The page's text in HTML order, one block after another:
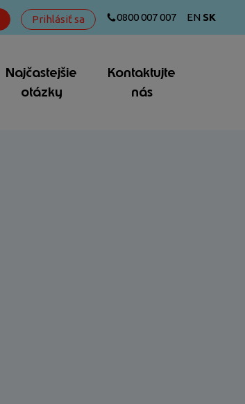
Prihlásiť sa 0800 007 007 EN SK
Najčastejšie
otázky
Kontaktujte
nás